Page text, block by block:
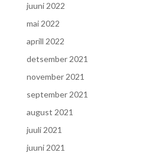
juuni 2022
mai 2022
aprill 2022
detsember 2021
november 2021
september 2021
august 2021
juuli 2021
juuni 2021